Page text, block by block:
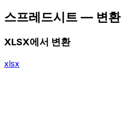
스프레드시트 — 변환
XLSX에서 변환
xlsx